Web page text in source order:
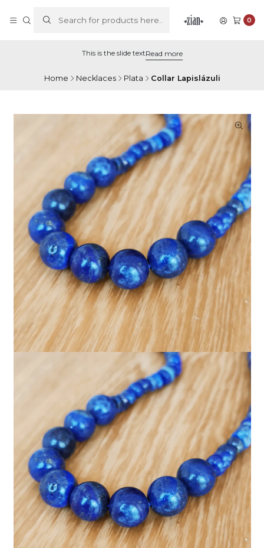
0
This is the slide textRead more
Home Necklaces Plata Collar Lapislázuli